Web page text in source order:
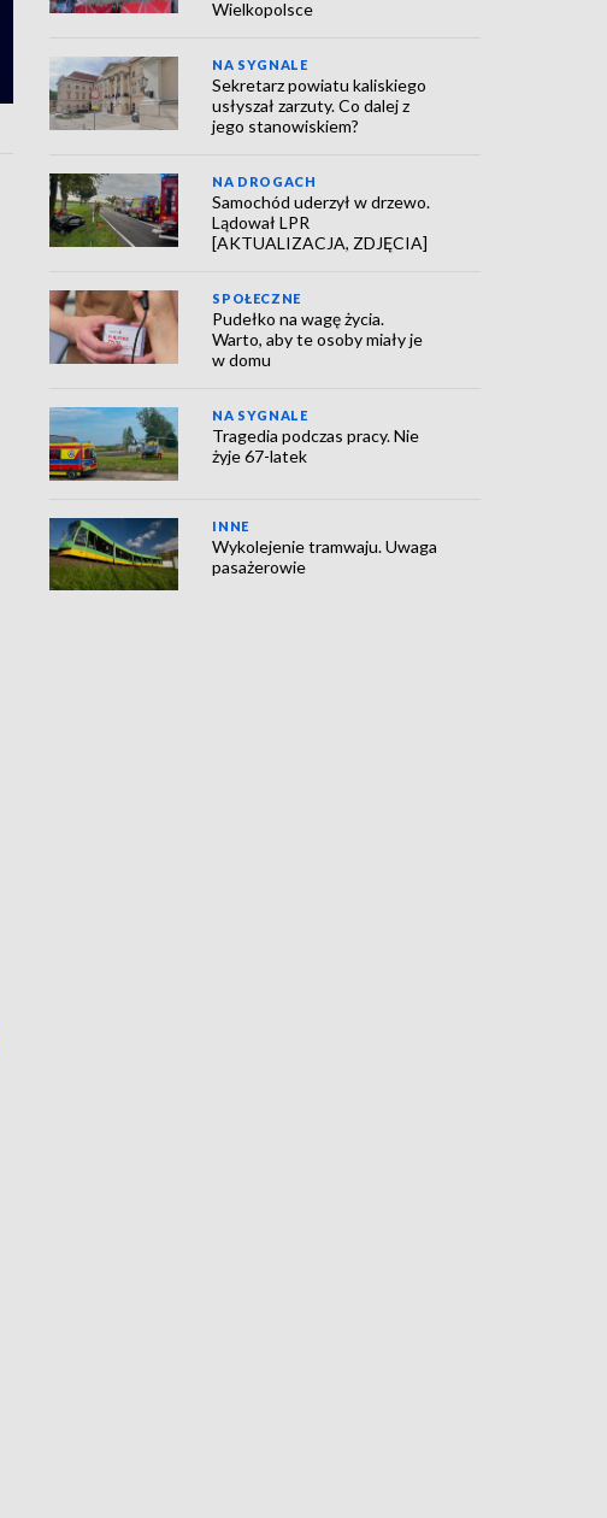
Wielkopolsce
NA SYGNALE
Sekretarz powiatu kaliskiego
usłyszał zarzuty. Co dalej z
jego stanowiskiem?
NA DROGACH
Samochód uderzył w drzewo.
Lądował LPR
[AKTUALIZACJA, ZDJĘCIA]
SPOŁECZNE
Pudełko na wagę życia.
Warto, aby te osoby miały je
w domu
NA SYGNALE
Tragedia podczas pracy. Nie
żyje 67-latek
INNE
Wykolejenie tramwaju. Uwaga
pasażerowie